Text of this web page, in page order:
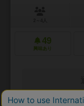
49
興味あり